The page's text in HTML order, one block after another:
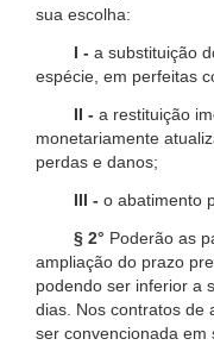
sua escolha:
I - a substituição
espécie, em perfeitas
II - a restituição
monetariamente
perdas e danos;
III - o abatimento
§ 2° Poderão as
ampliação do prazo
podendo ser inferior a
dias. Nos contratos de
ser convencionada